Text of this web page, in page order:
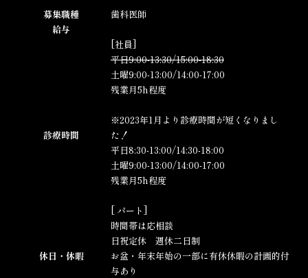
募集職種
歯科医師
給与
診療時間
[社員]
平日9:00-13:30/15:00-18:30
土曜9:00-13:00/14:00-17:00
残業月5h程度
※2023年1月より診療時間が短くなりまし
た！
平日8:30-13:00/14:30-18:00
土曜9:00-13:00/14:00-17:00
残業月5h程度
[ パート]
時間帯は応相談
休日・休暇
日祝定休 週休二日制
お盆・年末年始の一部に有休休暇の計画的付
与あり